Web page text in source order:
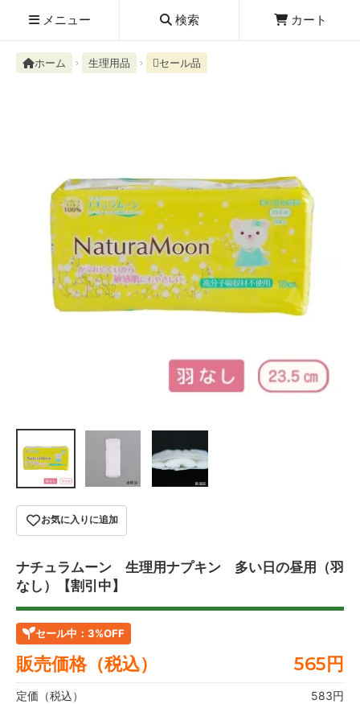
メニュー 検索 カート
新規取扱商品 お知らせ レビューを読む
ホーム 生理用品 セール品
お気に入りに追加
ナチュラムーン 生理用ナプキン 多い日の昼用（羽
なし）【割引中】
セール中： 3%OFF
販売価格（税込） 565円
定価（税込） 583円